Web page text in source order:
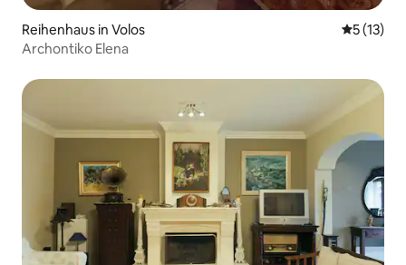
Reihenhaus in Volos
5 (13)
Archontiko Elena